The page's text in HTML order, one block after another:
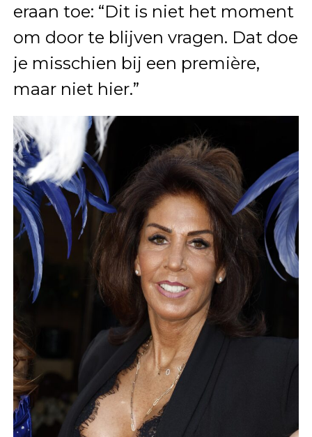
eraan toe: “Dit is niet het moment
om door te blijven vragen. Dat doe
je misschien bij een première,
maar niet hier.”